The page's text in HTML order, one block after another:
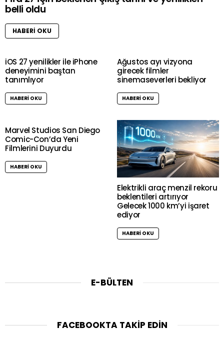
belli oldu
HABERI OKU
iOS 27 yenilikler ile iPhone
deneyimini baştan
tanımlıyor
HABERI OKU
Ağustos ayı vizyona
girecek filmler
sinemaseverleri bekliyor
HABERI OKU
Marvel Studios San Diego
Comic-Con’da Yeni
Filmlerini Duyurdu
HABERI OKU
Elektrikli araç menzil rekoru
beklentileri artırıyor
Gelecek 1000 km’yi işaret
ediyor
HABERI OKU
E-BÜLTEN
FACEBOOKTA TAKIP EDIN